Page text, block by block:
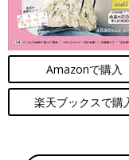
Amazonで購入
楽天ブックスで購